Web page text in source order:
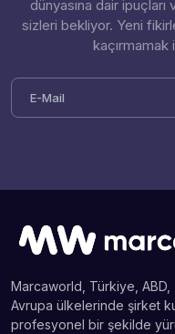
dünyasına dair
sizleri bekliyor. Yeni
Marcaworld, Türkiye,
Avrupa ülkelerinde şirket
profesyonel bir şekilde